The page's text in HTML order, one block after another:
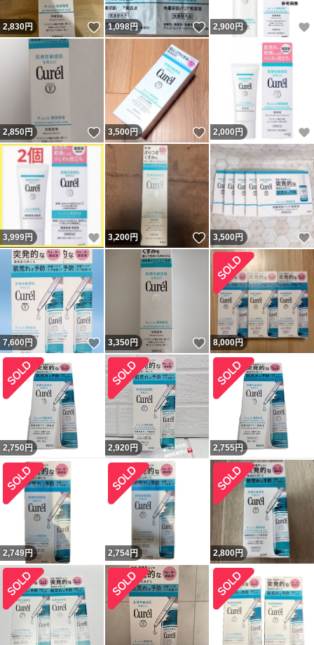
2,830円 いいね！
1,098円 いいね！
2,900円
2,850円 いいね！
3,500円 いいね！
2,000 円
3,999円 いいね！
3,200円 いいね！
3,500円
7,600円 いいね！
3,350円 いいね！
8,000円
2,750 円 2,920円 2,755円
2,749円 2,754円 2,800円